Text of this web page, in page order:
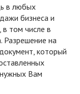
в любых
бизнеса и
том числе в
Разрешение на
который
нужных Вам